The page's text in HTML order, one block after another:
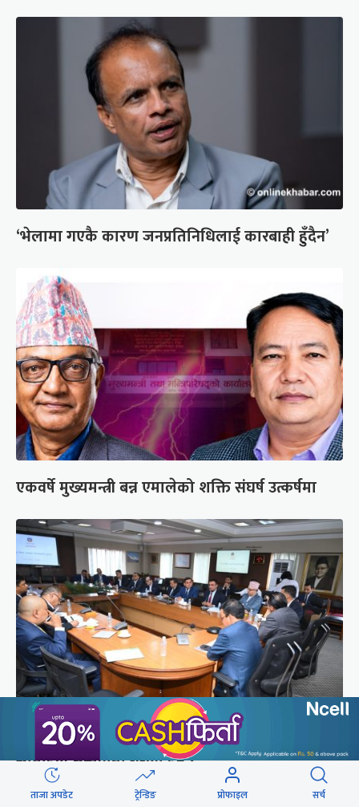
‘भेलामा गएकै कारण जनप्रतिनिधिलाई कारबाही हुँदैन’
एकवर्षे मुख्यमन्त्री बन्न एमालेको शक्ति संघर्ष उत्कर्षमा
डेपुटी गभर्नर छान्न अर्थमन्त्रीले कार्यकारी निर्देशकहरूको
सामूहिक अन्तर्वार्ता गरेका हुन् ?
ताजा अपडेट ट्रेन्डिङ प्रोफाइल सर्च